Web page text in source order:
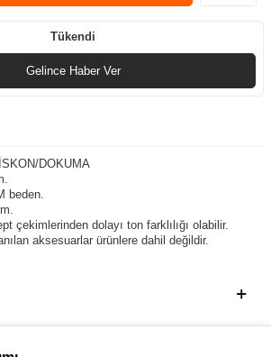
Tükendi
Gelince Haber Ver
DOKUMA
beden.
çekimlerinden dolayı ton farklılığı olabilir.
aksesuarlar ürünlere dahil değildir.